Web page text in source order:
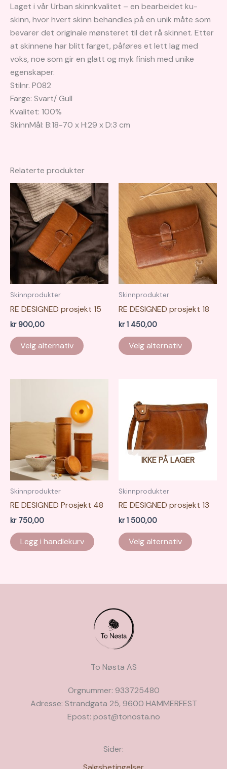
Laget i vår Urban skinnkvalitet – en bearbeidet ku-
skinn, hvor hvert skinn behandles på en unik måte som
bevarer det originale mønsteret til det rå skinnet. Etter
at skinnene har blitt farget, påføres et lett lag med
voks, noe som gir en glatt og myk finish med unike
egenskaper.
Stilnr. P082
Farge: Svart/ Gull
Kvalitet: 100%
SkinnMål: B:18-70 x H:29 x D:3 cm
Relaterte produkter
Skinnprodukter
RE DESIGNED prosjekt 15
kr900,00
Velg alternativ
produktet
Alternativene
kan
velges
på
produktsiden
Skinnprodukter
RE DESIGNED prosjekt 18
kr1 450,00
Velg alternativ
kan
velges
på
Skinnprodukter
RE DESIGNED Prosjekt 48
kr750,00
Legg i handlekurv
IKKE PÅ LAGER
Skinnprodukter
RE DESIGNED prosjekt 13
kr1 500,00
Velg alternativ
varianter.
To Nøsta AS
Orgnummer: 933725480
Adresse: Strandgata 25, 9600 HAMMERFEST
Epost: post@tonosta.no
Sider: